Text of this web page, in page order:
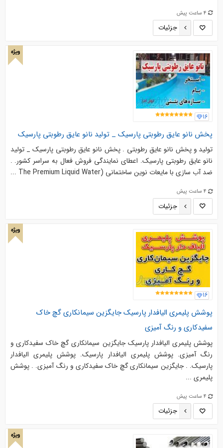
4 ساعت پیش
جزئیات
ویژه
16
پخش نانو عایق رطوبتی پارسیک _ تولید نانو عایق رطوبتی پارسیک
تولید و پخش نانو عایق رطوبتی . پخش نانو عایق رطوبتی پارسیک _ تولید
نانو عایق رطوبتی پارسیک. اعطای نمایندگی فروش فعال به سراسر کشور. .
ضد آب سازی با مایعات نوین ساختمانی (The Premium Liquid Water ...
4 ساعت پیش
جزئیات
ویژه
16
پوشش پلیمری الیافدار پارسیک جایگزین سیمانکاری گچ خاک
سفیدکاری و رنگ آمیزی
پوشش پلیمری الیافدار پارسیک جایگزین سیمانکاری گچ خاک سفیدکاری و
رنگ آمیزی. پوشش پلیمری الیافدار پارسیک. پوشش پليمري اليافدار
پارسيك. . جایگزین سیمانکاری گچ خاک سفیدکاری و رنگ آمیزی. . پوشش
پلیمری ...
4 ساعت پیش
جزئیات
ویژه